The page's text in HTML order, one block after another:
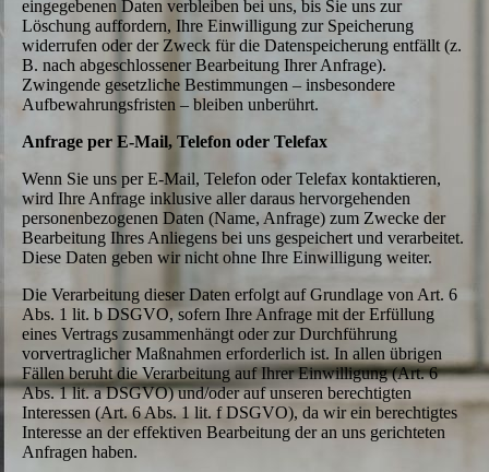
eingegebenen Daten verbleiben bei uns, bis Sie uns zur
Löschung auffordern, Ihre Einwilligung zur Speicherung
widerrufen oder der Zweck für die Datenspeicherung entfällt (z.
B. nach abgeschlossener Bearbeitung Ihrer Anfrage).
Zwingende gesetzliche Bestimmungen – insbesondere
Aufbewahrungsfristen – bleiben unberührt.
Anfrage per E-Mail, Telefon oder Telefax
Wenn Sie uns per E-Mail, Telefon oder Telefax kontaktieren,
wird Ihre Anfrage inklusive aller daraus hervorgehenden
personenbezogenen Daten (Name, Anfrage) zum Zwecke der
Bearbeitung Ihres Anliegens bei uns gespeichert und verarbeitet.
Diese Daten geben wir nicht ohne Ihre Einwilligung weiter.
Die Verarbeitung dieser Daten erfolgt auf Grundlage von Art. 6
Abs. 1 lit. b DSGVO, sofern Ihre Anfrage mit der Erfüllung
eines Vertrags zusammenhängt oder zur Durchführung
vorvertraglicher Maßnahmen erforderlich ist. In allen übrigen
Fällen beruht die Verarbeitung auf Ihrer Einwilligung (Art. 6
Abs. 1 lit. a DSGVO) und/oder auf unseren berechtigten
Interessen (Art. 6 Abs. 1 lit. f DSGVO), da wir ein berechtigtes
Interesse an der effektiven Bearbeitung der an uns gerichteten
Anfragen haben.